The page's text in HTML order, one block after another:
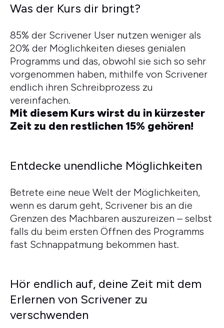
Was der Kurs dir bringt?
85% der Scrivener User nutzen weniger als
20% der Möglichkeiten dieses genialen
Programms und das, obwohl sie sich so sehr
vorgenommen haben, mithilfe von Scrivener
endlich ihren Schreibprozess zu
vereinfachen.
Mit diesem Kurs wirst du in kürzester
Zeit zu den restlichen 15% gehören!
Entdecke unendliche Möglichkeiten
Betrete eine neue Welt der Möglichkeiten,
wenn es darum geht, Scrivener bis an die
Grenzen des Machbaren auszureizen – selbst
falls du beim ersten Öffnen des Programms
fast Schnappatmung bekommen hast.
Hör endlich auf, deine Zeit mit dem
Erlernen von Scrivener zu
verschwenden